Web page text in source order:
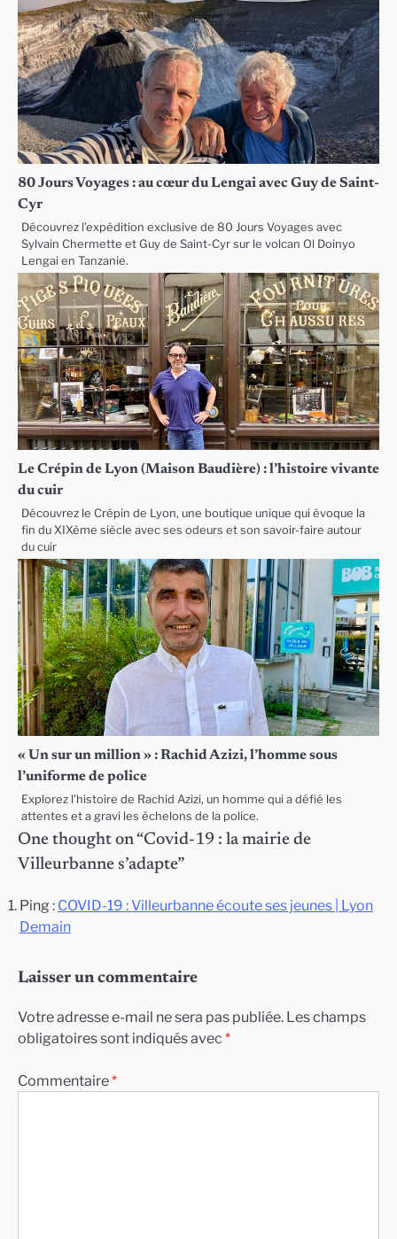
80 Jours Voyages : au cœur du Lengai avec Guy de Saint-
Cyr
Découvrez l’expédition exclusive de 80 Jours Voyages avec
Sylvain Chermette et Guy de Saint-Cyr sur le volcan Ol Doinyo
Lengai en Tanzanie.
Le Crépin de Lyon (Maison Baudière) : l’histoire vivante
du cuir
Découvrez le Crépin de Lyon, une boutique unique qui évoque la
fin du XIXème siècle avec ses odeurs et son savoir-faire autour
du cuir
« Un sur un million » : Rachid Azizi, l’homme sous
l’uniforme de police
Explorez l’histoire de Rachid Azizi, un homme qui a défié les
attentes et a gravi les échelons de la police.
One thought on “Covid-19 : la mairie de
Villeurbanne s’adapte”
Ping : COVID-19 : Villeurbanne écoute ses jeunes | Lyon
Demain
Laisser un commentaire
Votre adresse e-mail ne sera pas publiée. Les champs
obligatoires sont indiqués avec *
Commentaire*